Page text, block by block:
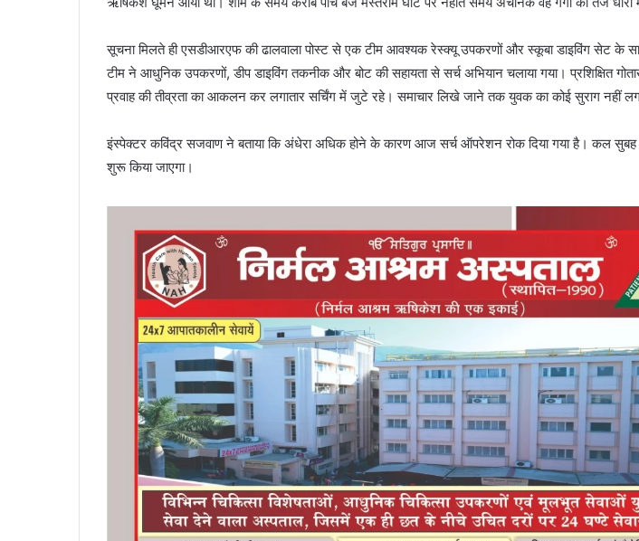
सूचना मिलते ही एसडीआरएफ की ढालवाला पोस्ट से एक टीम आवश्यक रेस्क्यू उपकरणों और स्कूबा डाइविंग सेट के
टीम ने आधुनिक उपकरणों, डीप डाइविंग तकनीक और बोट की सहायता से सर्च अभियान चलाया गया। प्रशिक्षित
प्रवाह की तीव्रता का आकलन कर लगातार सर्चिंग में जुटे रहे। समाचार लिखे जाने तक युवक का कोई सुराग नहीं
इंस्पेक्टर कविंद्र सजवाण ने बताया कि अंधेरा अधिक होने के कारण आज सर्च ऑपरेशन रोक दिया गया है। कल
शुरू किया जाएगा।